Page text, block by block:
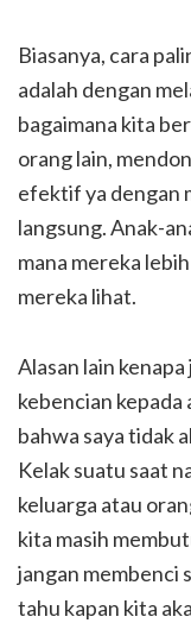
Biasanya, cara
adalah dengan
bagaimana kita
orang lain,
efektif ya dengan
langsung. Anak-
mana mereka
mereka lihat.
Alasan lain
kebencian kepada
bahwa saya tidak
Kelak suatu saat
keluarga atau
kita masih
jangan membenci
tahu kapan kita